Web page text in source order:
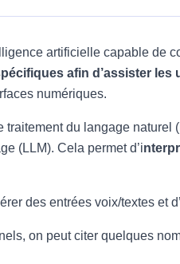
artificielle capable de
afin d’assister les
numériques.
traitement du langage naturel
(LLM). Cela permet d’i
des entrées voix/textes et
on peut citer quelques